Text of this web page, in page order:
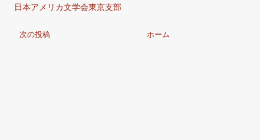
日本アメリカ文学会東京支部
次の投稿 ホーム